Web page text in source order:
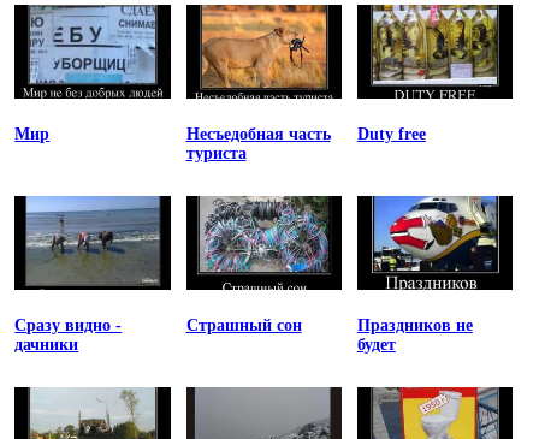
Мир
Несъедобная часть
туриста
Duty free
Сразу видно -
дачники
Страшный сон
Праздников не
будет